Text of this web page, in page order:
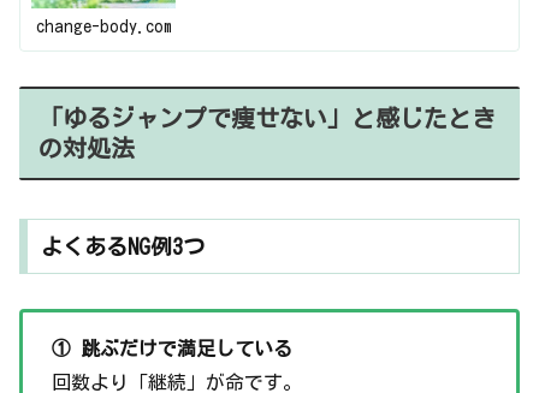
change-body.com
「ゆるジャンプで痩せない」と感じたとき
の対処法
よくあるNG例3つ
① 跳ぶだけで満足している
回数より「継続」が命です。